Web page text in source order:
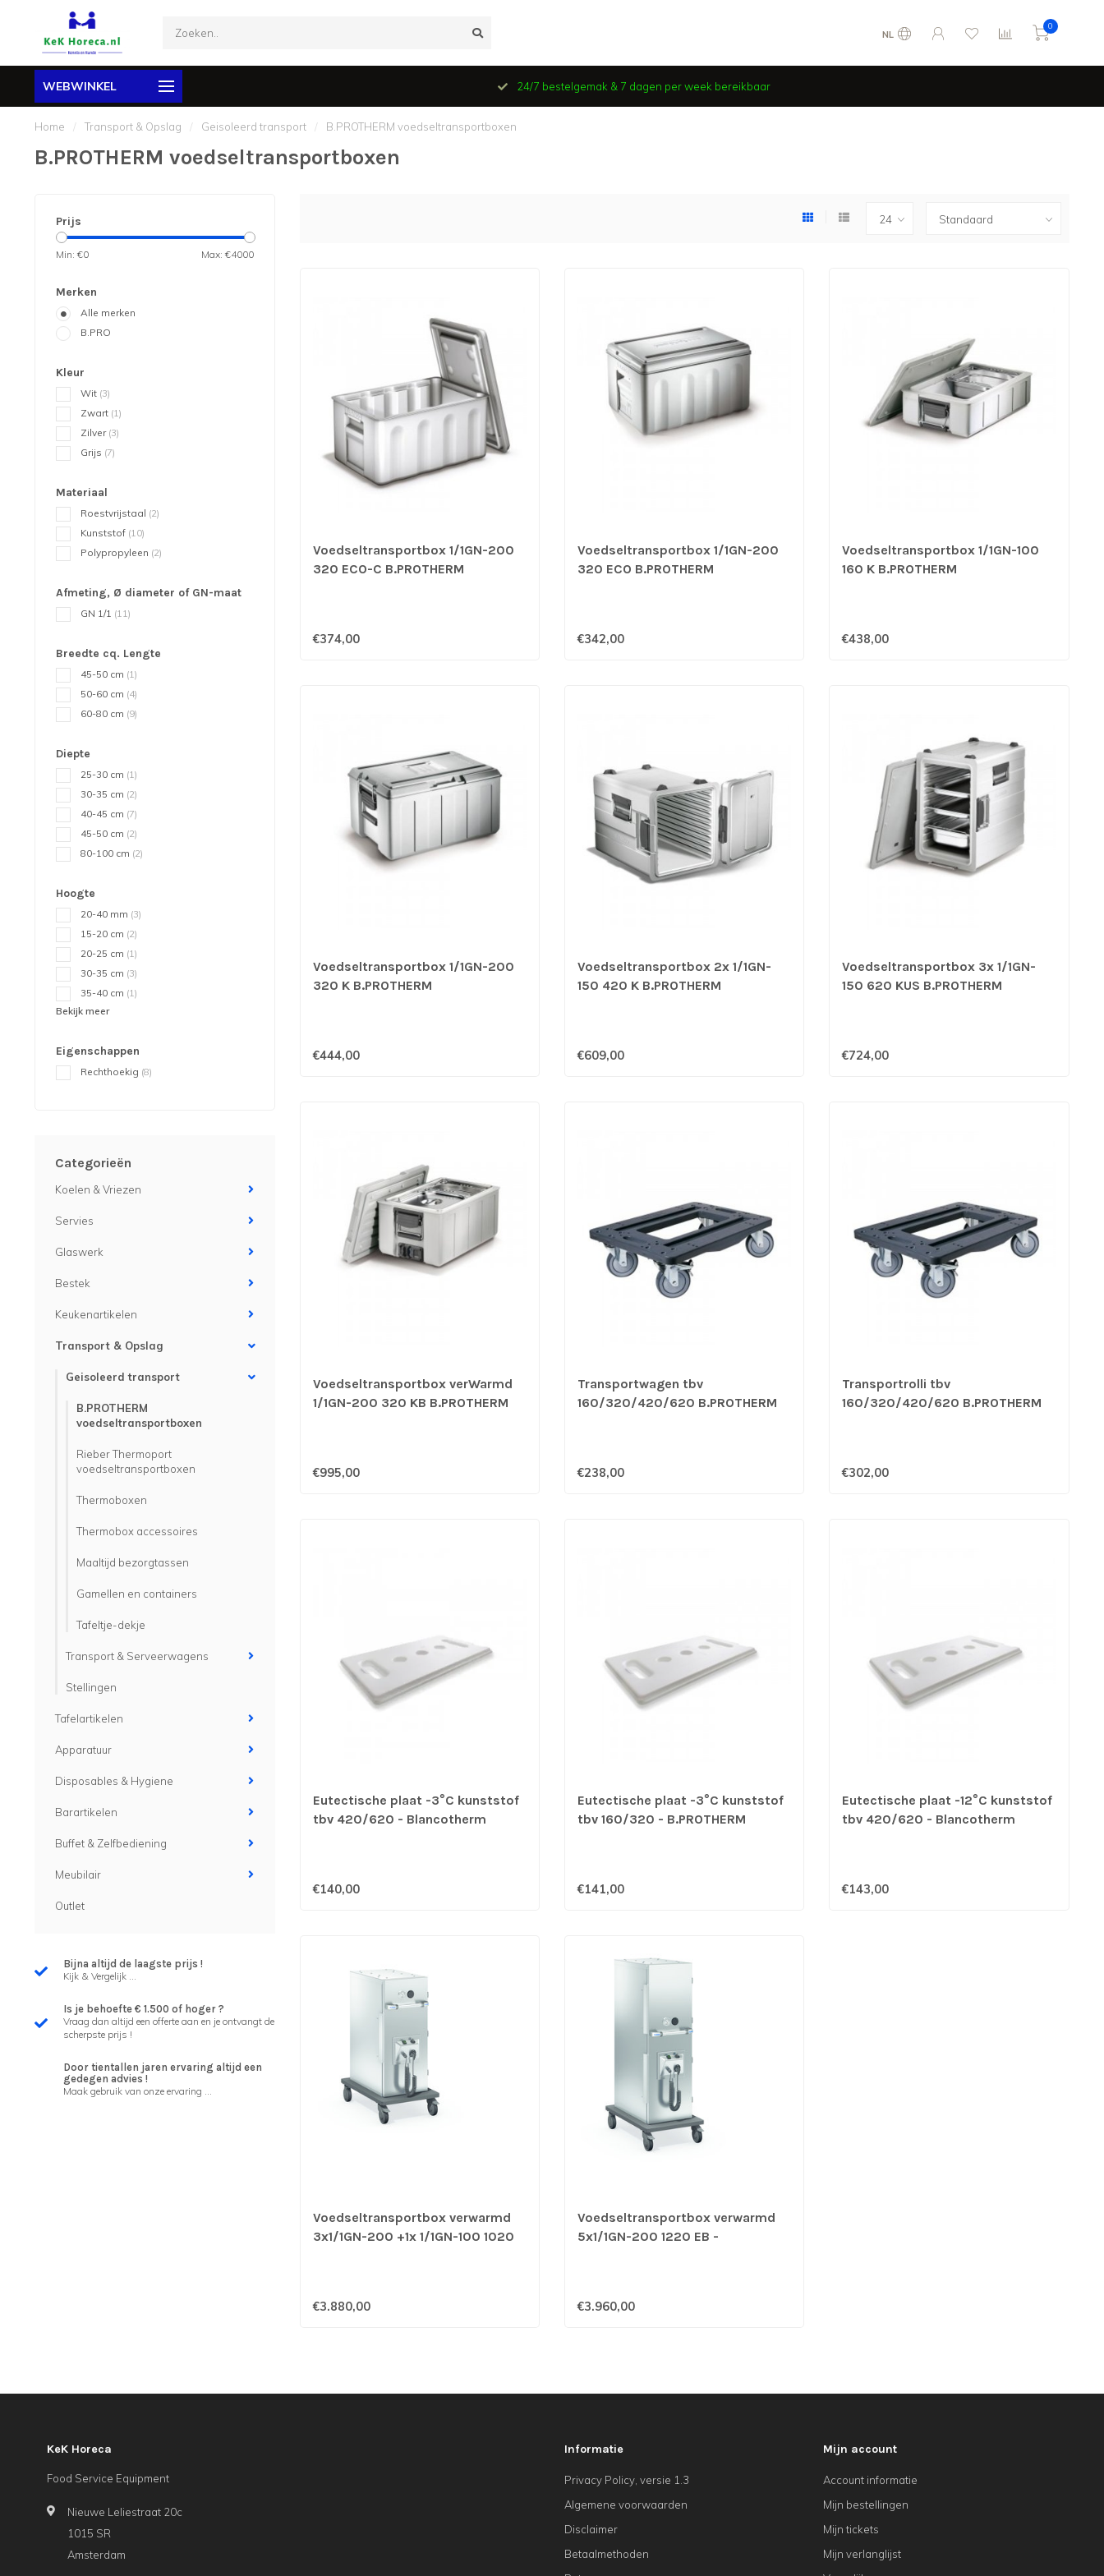
NL
0
WEBWINKEL 24/7 bestelgemak & 7 dagen per week bereikbaar
Home / Transport & Opslag / Geisoleerd transport / B.PROTHERM voedseltransportboxen
B.PROTHERM voedseltransportboxen
Prijs
Min: €0 Max: €4000
Merken
Alle merken
B.PRO
Kleur
Wit (3)
Zwart (1)
Zilver (3)
Grijs (7)
Materiaal
Roestvrijstaal (2)
Kunststof (10)
Polypropyleen (2)
Afmeting, Ø diameter of GN-maat
GN 1/1 (11)
Breedte cq. Lengte
45-50 cm (1)
50-60 cm (4)
60-80 cm (9)
Diepte
25-30 cm (1)
30-35 cm (2)
40-45 cm (7)
45-50 cm (2)
80-100 cm (2)
Hoogte
20-40 mm (3)
15-20 cm (2)
20-25 cm (1)
30-35 cm (3)
35-40 cm (1)
Bekijk meer
Eigenschappen
Rechthoekig (8)
Categorieën
Koelen & Vriezen
Servies
Glaswerk
Bestek
Keukenartikelen
Transport & Opslag
Geisoleerd transport
B.PROTHERM
voedseltransportboxen
Rieber Thermoport
voedseltransportboxen
Thermoboxen
Thermobox accessoires
Maaltijd bezorgtassen
Gamellen en containers
Tafeltje-dekje
Transport & Serveerwagens
Stellingen
Tafelartikelen
Apparatuur
Disposables & Hygiene
Barartikelen
Buffet & Zelfbediening
Meubilair
Outlet
Bijna altijd de laagste prijs !
Kijk & Vergelijk ...
Is je behoefte € 1.500 of hoger ?
Vraag dan altijd een offerte aan en je ontvangt de
scherpste prijs !
Door tientallen jaren ervaring altijd een
gedegen advies !
Maak gebruik van onze ervaring ...
Voedseltransportbox 1/1GN-200
320 ECO-C B.PROTHERM
€374,00
Voedseltransportbox 1/1GN-200
320 ECO B.PROTHERM
€342,00
Voedseltransportbox 1/1GN-100
160 K B.PROTHERM
€438,00
Voedseltransportbox 1/1GN-200
320 K B.PROTHERM
€444,00
Voedseltransportbox 2x 1/1GN-
150 420 K B.PROTHERM
€609,00
Voedseltransportbox 3x 1/1GN-
150 620 KUS B.PROTHERM
€724,00
Voedseltransportbox verWarmd
1/1GN-200 320 KB B.PROTHERM
€995,00
Transportwagen tbv
160/320/420/620 B.PROTHERM
€238,00
Transportrolli tbv
160/320/420/620 B.PROTHERM
€302,00
Eutectische plaat -3°C kunststof
tbv 420/620 - Blancotherm
€140,00
Eutectische plaat -3°C kunststof
tbv 160/320 - B.PROTHERM
€141,00
Eutectische plaat -12°C kunststof
tbv 420/620 - Blancotherm
€143,00
Voedseltransportbox verwarmd
3x1/1GN-200 +1x 1/1GN-100 1020
€3.880,00
Voedseltransportbox verwarmd
5x1/1GN-200 1220 EB -
€3.960,00
KeK Horeca
Food Service Equipment
Nieuwe Leliestraat 20c
1015 SR
Amsterdam
Informatie
Privacy Policy, versie 1.3
Algemene voorwaarden
Disclaimer
Betaalmethoden
Mijn account
Account informatie
Mijn bestellingen
Mijn tickets
Mijn verlanglijst